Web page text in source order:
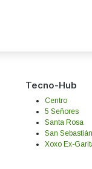
Tecno-Hub
Centro
5 Señores
Santa Rosa
San
Xoxo Ex-